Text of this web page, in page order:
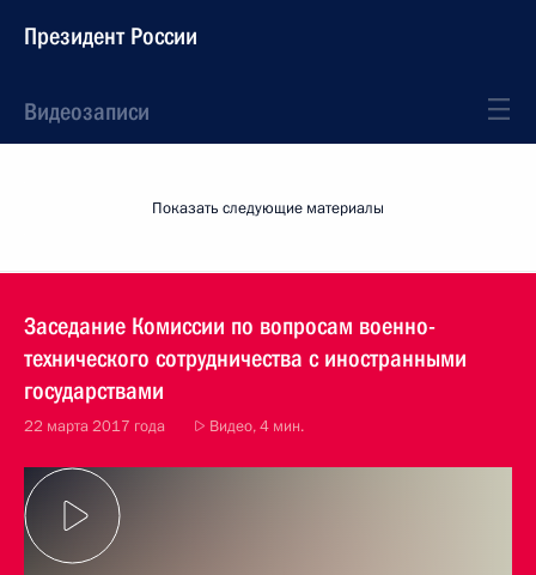
Президент России
Видеозаписи
Показать следующие материалы
Заседание Комиссии по вопросам военно-
технического сотрудничества с иностранными
государствами
22 марта 2017 года Видео, 4 мин.